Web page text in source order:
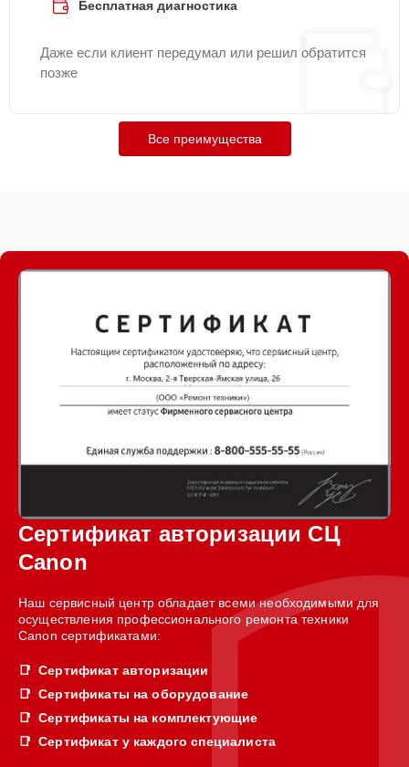
Бесплатная диагностика
Даже если клиент передумал или решил обратится
позже
Все преимущества
Сертификат авторизации СЦ
Canon
Наш сервисный центр обладает всеми необходимыми для
осуществления профессионального ремонта техники
Canon сертификатами:
Сертификат авторизации
Сертификаты на оборудование
Сертификаты на комплектующие
Сертификат у каждого специалиста